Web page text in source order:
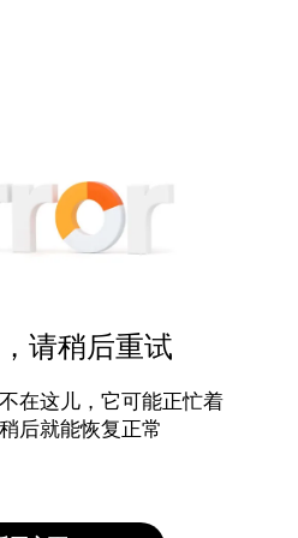
请稍后重试
在这儿，它可能正忙着
后就能恢复正常